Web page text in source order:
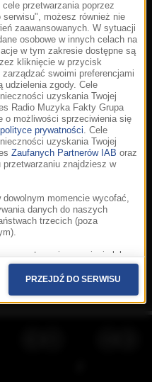
oznacza akceptację
.© 2026 Radio Muzyka
sp. z o.o. sp. k.
przetwarzania poprzez
możesz również nie
zaawansowanych. W sytuacji
osobowe w innych celach na
w tym zakresie dostępne są
kliknięcie w przycisk
swoimi preferencjami
udzielenia zgody. Cele
uzyskania Twojej
Radio Muzyka Fakty Grupa
o możliwości sprzeciwienia się
polityce prywatności. Cele
uzyskania Twojej
Zaufanych Partnerów IAB oraz
znajdziesz w
momencie wycofać,
danych do naszych
trzecich (poza
sprostowania, usunięcia lub
także złożenia skargi do
W polityce prywatności
prawa. Szczegółowe
danych znajdują się w
PRZEJDŹ DO SERWISU